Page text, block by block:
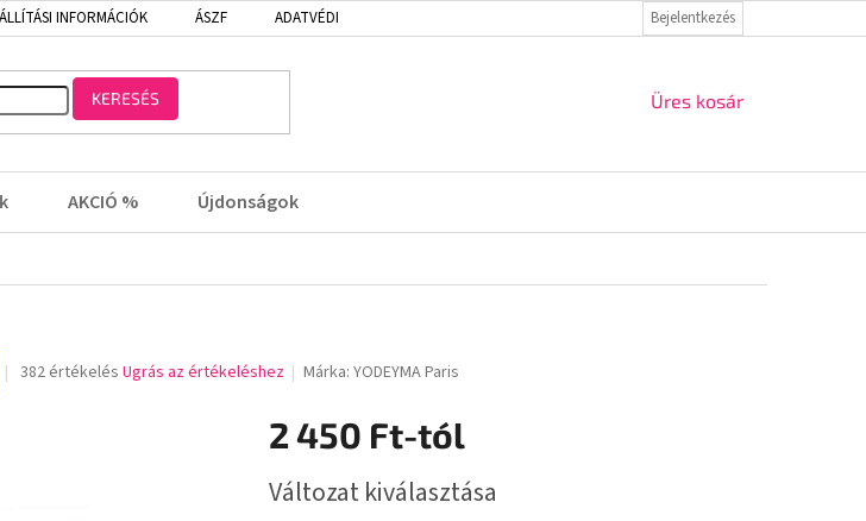
INFORMÁCIÓK ÁSZF ADATVÉDELMI IRÁNYELVEK VISSZAKÜLDÉS ÉS REKLAMÁCIÓ
Bejelentkezés
KERESÉS KOSÁR
Üres kosár
AKCIÓ % Újdonságok
A
382 értékelés Ugrás az értékeléshez Márka:YODEYMA Paris
2 450 Ft-tól
Változat kiválasztása